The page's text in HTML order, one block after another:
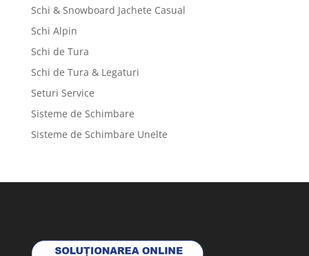
Schi & Snowboard Jachete Casual
Schi Alpin
Schi de Tura
Schi de Tura & Legaturi
Seturi Service
Sisteme de Schimbare
Sisteme de Schimbare Unelte